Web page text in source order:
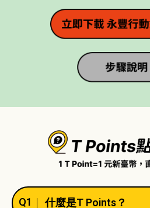
Q1 什麼是T Points？